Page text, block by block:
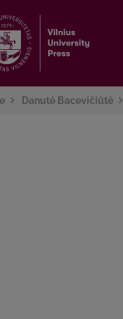
Danutė Bacevičiūtė